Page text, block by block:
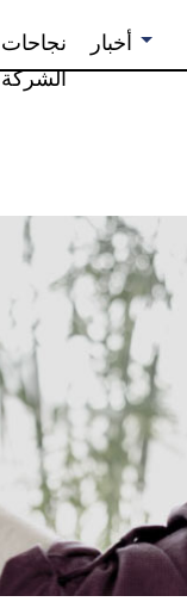
أخبار
نجاحات
الشركة